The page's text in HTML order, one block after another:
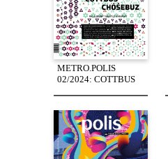
METRO.POLIS
02/2024: COTTBUS